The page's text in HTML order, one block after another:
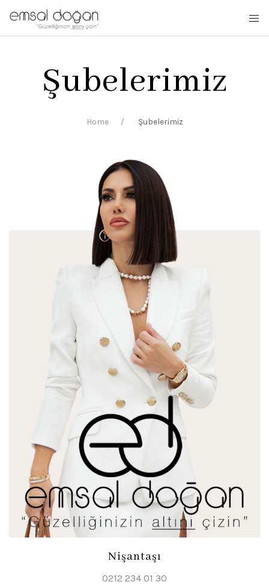
Şubelerimiz
Home Şubelerimiz
Nişantaşı
0212 234 01 30